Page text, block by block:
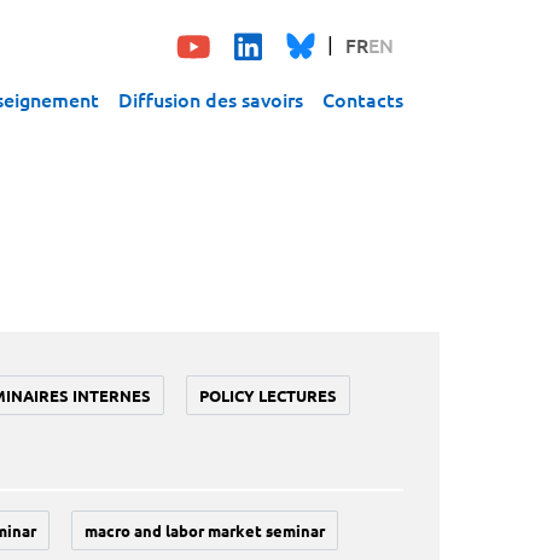
FREN
Diffusion des savoirs Contacts
INTERNES POLICY LECTURES
macro and labor market seminar